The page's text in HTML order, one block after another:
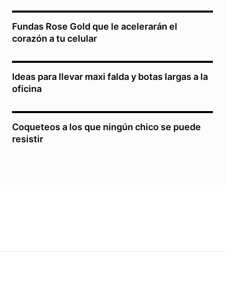
Fundas Rose Gold que le acelerarán el
corazón a tu celular
Ideas para llevar maxi falda y botas largas a la
oficina
Coqueteos a los que ningún chico se puede
resistir